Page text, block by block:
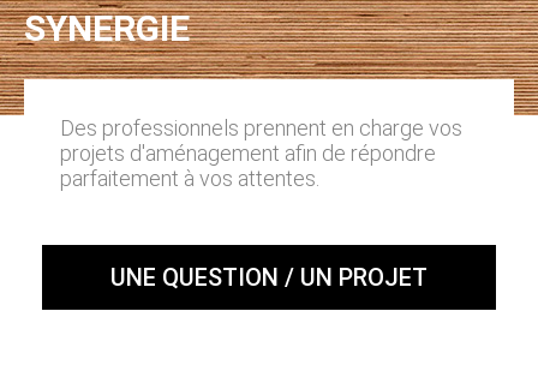
SYNERGIE
Des professionnels prennent en charge vos
projets d'aménagement afin de répondre
parfaitement à vos attentes.
UNE QUESTION / UN PROJET